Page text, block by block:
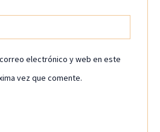
electrónico y web en este
vez que comente.